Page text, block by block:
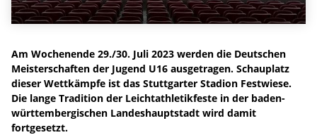
Am Wochenende 29./30. Juli 2023 werden die Deutschen
Meisterschaften der Jugend U16 ausgetragen. Schauplatz
dieser Wettkämpfe ist das Stuttgarter Stadion Festwiese.
Die lange Tradition der Leichtathletikfeste in der baden-
württembergischen Landeshauptstadt wird damit
fortgesetzt.